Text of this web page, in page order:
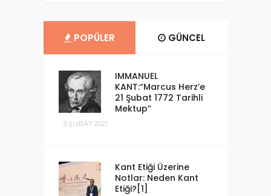
POPÜLER GÜNCEL
IMMANUEL
KANT:“Marcus Herz’e
21 Şubat 1772 Tarihli
Mektup”
3 ŞUBAT 2021
Kant Etiği Üzerine
Notlar: Neden Kant
Etiği?[1]